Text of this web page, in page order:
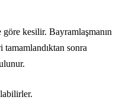
kesilir. Bayramlaşmanın
sonra